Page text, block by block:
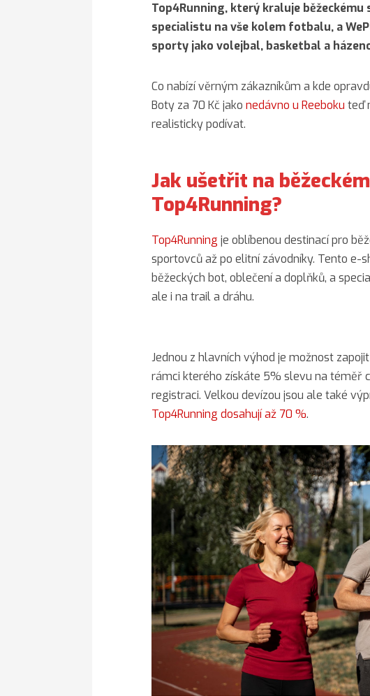
Top4Running, který kraluje běžeckému
specialistu na vše kolem fotbalu, a
sporty jako volejbal, basketbal a
Co nabízí věrným zákazníkům a kde
Boty za 70 Kč jako nedávno u Reeboku teď
realisticky podívat.
Jak ušetřit na
Top4Running?
Top4Running je oblíbenou destinací pro
sportovců až po elitní závodníky. Tento e-
běžeckých bot, oblečení a doplňků, a
ale i na trail a dráhu.
Jednou z hlavních výhod je možnost
rámci kterého získáte 5% slevu na téměř
registraci. Velkou devízou jsou ale také
Top4Running dosahují až 70 %.